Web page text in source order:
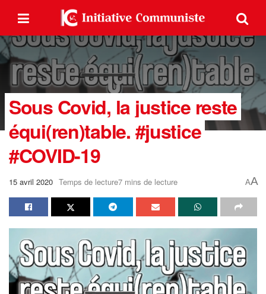
Sous Covid, la justice reste
équi(ren)table. #justice
#COVID-19
15 avril 2020 Temps de lecture7 mins de lecture AA